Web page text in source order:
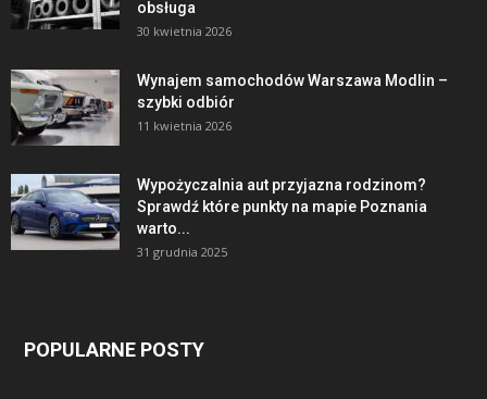
obsługa
30 kwietnia 2026
Wynajem samochodów Warszawa Modlin –
szybki odbiór
11 kwietnia 2026
Wypożyczalnia aut przyjazna rodzinom?
Sprawdź które punkty na mapie Poznania
warto...
31 grudnia 2025
POPULARNE POSTY